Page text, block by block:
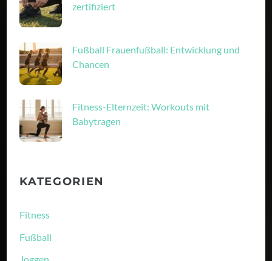
zertifiziert
Fußball Frauenfußball: Entwicklung und
Chancen
Fitness-Elternzeit: Workouts mit
Babytragen
KATEGORIEN
Fitness
Fußball